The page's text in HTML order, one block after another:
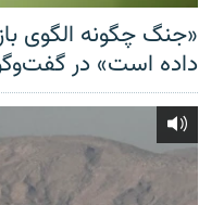
«جنگ چگونه الگوی
داده است» در گفت‌وگو